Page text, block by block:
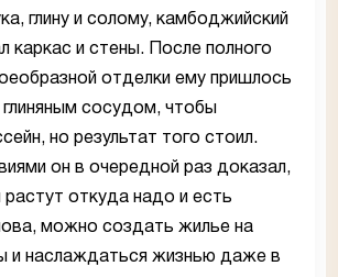
глину и солому, камбоджийский
каркас и стены. После полного
отделки ему пришлось
сосудом, чтобы
но результат того стоил.
он в очередной раз доказал,
растут откуда надо и есть
можно создать жилье на
и наслаждаться жизнью даже в